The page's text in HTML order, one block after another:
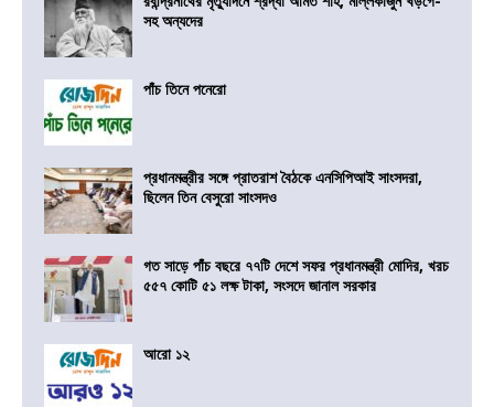
সহ অন্যদের
পাঁচ তিনে পনেরো
প্রধানমন্ত্রীর সঙ্গে প্রাতরাশ বৈঠকে এনসিপিআই সাংসদরা,
ছিলেন তিন বেসুরো সাংসদও
গত সাড়ে পাঁচ বছরে ৭৭টি দেশে সফর প্রধানমন্ত্রী মোদির, খরচ
৫৫৭ কোটি ৫১ লক্ষ টাকা, সংসদে জানাল সরকার
আরো ১২